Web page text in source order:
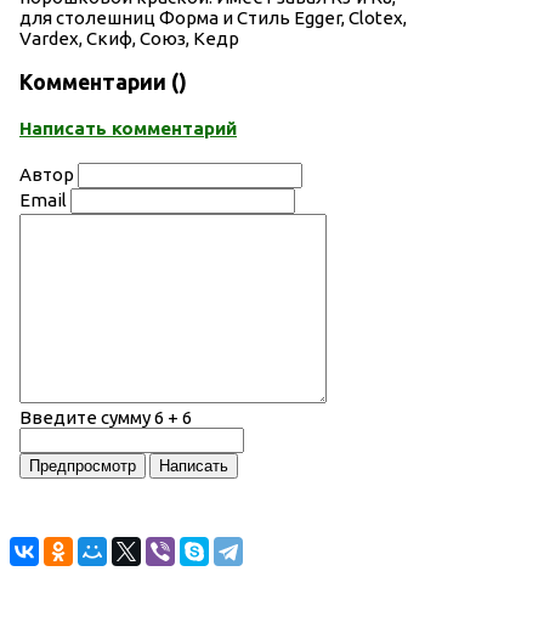
для столешниц Форма и Стиль Egger, Clotex,
Vardex, Скиф, Союз, Кедр
Комментарии ()
Написать комментарий
Автор
Email
Введите сумму 6 + 6